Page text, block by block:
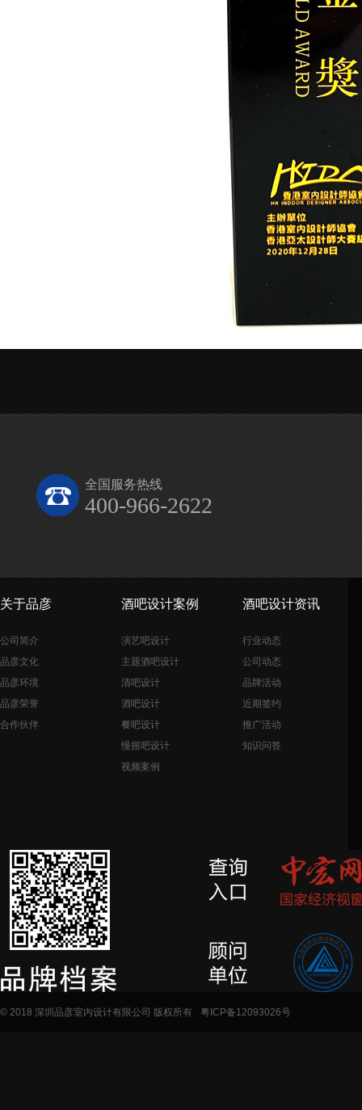
全国服务热线
400-966-2622
关于品彦
公司简介
品彦文化
品彦环境
品彦荣誉
合作伙伴
酒吧设计案例
演艺吧设计
主题酒吧设计
清吧设计
酒吧设计
餐吧设计
慢摇吧设计
视频案例
酒吧设计资讯
行业动态
公司动态
品牌活动
近期签约
推广活动
知识问答
© 2018 深圳品彦室内设计有限公司 版权所有 粤ICP备12093026号